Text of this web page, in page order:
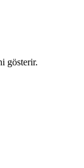
gösterir.